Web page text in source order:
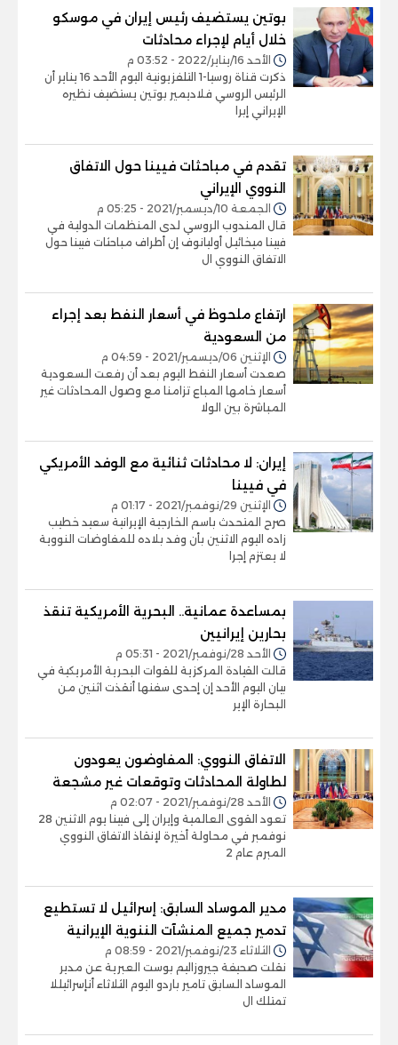
بوتين يستضيف رئيس إيران في موسكو
خلال أيام لإجراء محادثات
الأحد 16/يناير/2022 - 03:52 م
ذكرت قناة روسيا-1 التلفزيونية اليوم الأحد 16 يناير أن
الرئيس الروسي فلاديمير بوتين يستضيف نظيره
الإيراني إبرا
تقدم في مباحثات فيينا حول الاتفاق
النووي الإيراني
الجمعة 10/ديسمبر/2021 - 05:25 م
قال المندوب الروسي لدى المنظمات الدولية في
فيينا ميخائيل أوليانوف إن أطراف مباحثات فيينا حول
الاتفاق النووي ال
ارتفاع ملحوظ في أسعار النفط بعد إجراء
من السعودية
الإثنين 06/ديسمبر/2021 - 04:59 م
صعدت أسعار النفط اليوم بعد أن رفعت السعودية
أسعار خامها المباع تزامنا مع وصول المحادثات غير
المباشرة بين الولا
إيران: لا محادثات ثنائية مع الوفد الأمريكي
في فيينا
الإثنين 29/نوفمبر/2021 - 01:17 م
صرح المتحدث باسم الخارجية الإيرانية سعيد خطيب
زاده اليوم الاثنين بأن وفد بلاده للمفاوضات النووية
لا يعتزم إجرا
بمساعدة عمانية.. البحرية الأمريكية تنقذ
بحارين إيرانيين
الأحد 28/نوفمبر/2021 - 05:31 م
قالت القيادة المركزية للقوات البحرية الأمريكية في
بيان اليوم الأحد إن إحدى سفنها أنقذت اثنين من
البحارة الإير
الاتفاق النووي: المفاوضون يعودون
لطاولة المحادثات وتوقعات غير مشجعة
الأحد 28/نوفمبر/2021 - 02:07 م
تعود القوى العالمية وإيران إلى فيينا يوم الاثنين 28
نوفمبر في محاولة أخيرة لإنقاذ الاتفاق النووي
المبرم عام 2
مدير الموساد السابق: إسرائيل لا تستطيع
تدمير جميع المنشآت الننوية الإيرانية
الثلاثاء 23/نوفمبر/2021 - 08:59 م
نقلت صحيفة جيروزاليم بوست العبرية عن مدير
الموساد السابق تامير باردو اليوم الثلاثاء أنإسرائيللا
تمتلك ال